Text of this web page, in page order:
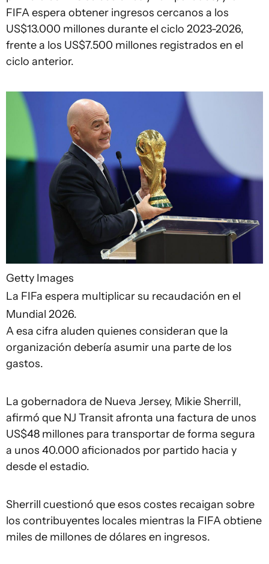
FIFA espera obtener ingresos cercanos a los
US$13.000 millones durante el ciclo 2023-2026,
frente a los US$7.500 millones registrados en el
ciclo anterior.
Getty Images
La FIFa espera multiplicar su recaudación en el
Mundial 2026.
A esa cifra aluden quienes consideran que la
organización debería asumir una parte de los
gastos.
La gobernadora de Nueva Jersey, Mikie Sherrill,
afirmó que NJ Transit afronta una factura de unos
US$48 millones para transportar de forma segura
a unos 40.000 aficionados por partido hacia y
desde el estadio.
Sherrill cuestionó que esos costes recaigan sobre
los contribuyentes locales mientras la FIFA obtiene
miles de millones de dólares en ingresos.